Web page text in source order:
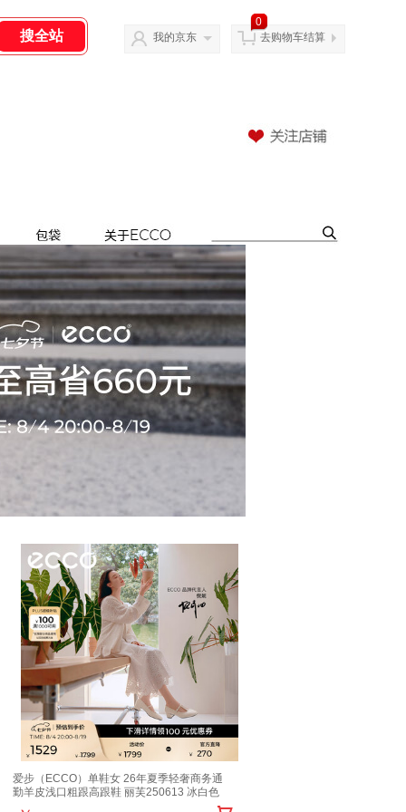
我的京东
0
去购物车结算
爱步（ECCO）单鞋女 26年夏季轻奢商务通
勤羊皮浅口粗跟高跟鞋 丽芙250613 冰白色